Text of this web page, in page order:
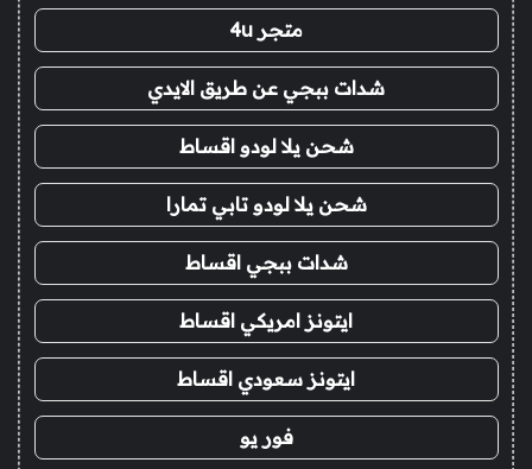
متجر 4u
شدات ببجي عن طريق الايدي
شحن يلا لودو اقساط
شحن يلا لودو تابي تمارا
شدات ببجي اقساط
ايتونز امريكي اقساط
ايتونز سعودي اقساط
فور يو